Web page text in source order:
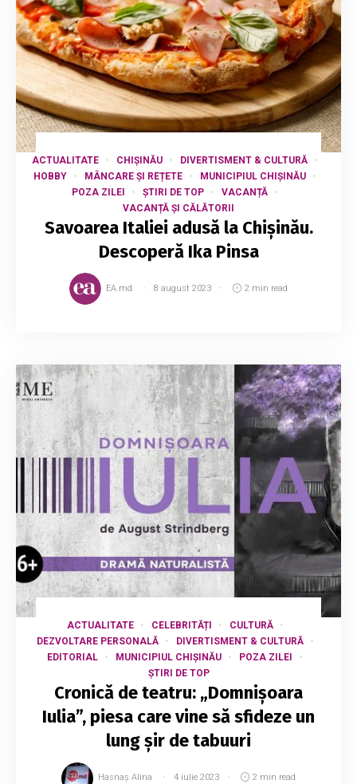
ACTUALITATE CHIȘINĂU
DIVERTISMENT & CULTURĂ
HOBBY
MÂNCARE ȘI REȚETE
MUNICIPIUL CHIȘINĂU
POZA ZILEI
ȘTIRI DE TOP
VACANȚĂ
VACANȚĂ ȘI CĂLĂTORII
Savoarea Italiei adusă la Chișinău.
Descoperă Ika Pinsa
EA.md 8 august 2023 2 min read
ACTUALITATE CELEBRITĂȚI
CULTURĂ
DEZVOLTARE PERSONALĂ
DIVERTISMENT & CULTURĂ
EDITORIAL
MUNICIPIUL CHIȘINĂU
POZA ZILEI
ȘTIRI DE TOP
Cronică de teatru: „Domnișoara
Iulia”, piesa care vine să sfideze un
lung șir de tabuuri
Hasnaș Alina 4 iulie 2023 2 min read